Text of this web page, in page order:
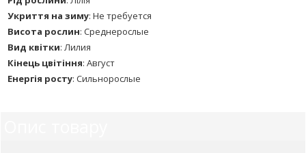
Укриття на зиму: Не требуется
Висота рослин: Среднерослые
Вид квітки: Лилия
Кінець цвітіння: Август
Енергія росту: Сильнорослые